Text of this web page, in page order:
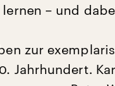
lernen – und
zur
Jahrhundert.